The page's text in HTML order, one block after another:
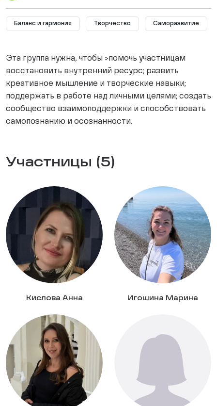
Баланс и гармония Творчество Саморазвитие
Эта группа нужна, чтобы >помочь участницам
восстановить внутренний ресурс; развить
креативное мышление и творческие навыки;
поддержать в работе над личными целями; создать
сообщество взаимоподдержки и способствовать
самопознанию и осознанности.
Участницы (5)
Кислова Анна Игошина Марина